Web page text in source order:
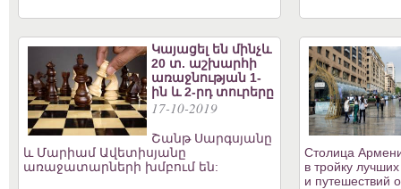
Կայացել են մինչև
20 տ. աշխարհի
առաջնության 1-
ին և 2-րդ տուրերը
17-10-2019
Շանթ Սարգսյանը
և Մարիամ Ավետիսյանը
առաջատարների խմբում են:
Столица
в тройку
и путешествий